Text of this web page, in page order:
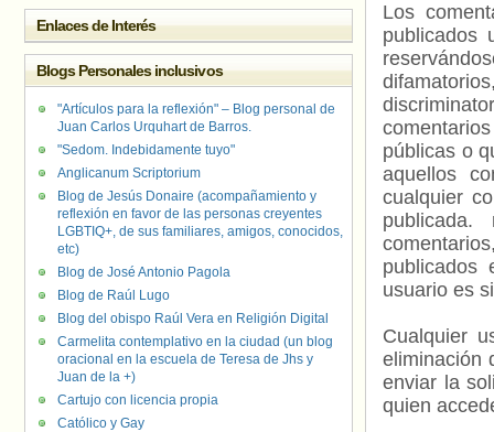
Los
publicados
públicas o
aquellos
cualquier
usuario es
Cualquier
eliminación
enviar la
quien
Enlaces de Interés
Blogs Personales inclusivos
"Artículos para la reflexión" – Blog personal de
Juan Carlos Urquhart de Barros.
"Sedom. Indebidamente tuyo"
Anglicanum Scriptorium
Blog de Jesús Donaire (acompañamiento y
reflexión en favor de las personas creyentes
LGBTIQ+, de sus familiares, amigos, conocidos,
etc)
Blog de José Antonio Pagola
Blog de Raúl Lugo
Blog del obispo Raúl Vera en Religión Digital
Carmelita contemplativo en la ciudad (un blog
oracional en la escuela de Teresa de Jhs y
Juan de la +)
Cartujo con licencia propia
Católico y Gay